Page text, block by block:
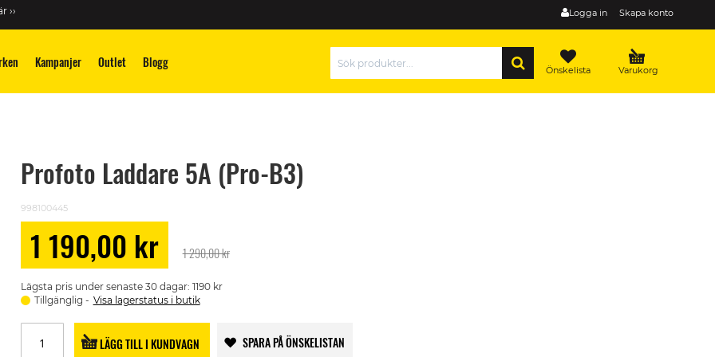
Logga in Skapa konto
››
Kampanjer Outlet Blogg Varukorg
Önskelista
Profoto Laddare 5A (Pro-B3)
998100445
Special
Price
1 190,00 kr 1 290,00 kr
Lägsta pris under senaste 30 dagar: 1190 kr
Tillgänglig
Visa lagerstatus i butik
LÄGG TILL I KUNDVAGN SPARA PÅ ÖNSKELISTAN